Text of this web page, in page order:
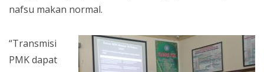
nafsu makan normal.
“Transmisi
PMK dapat